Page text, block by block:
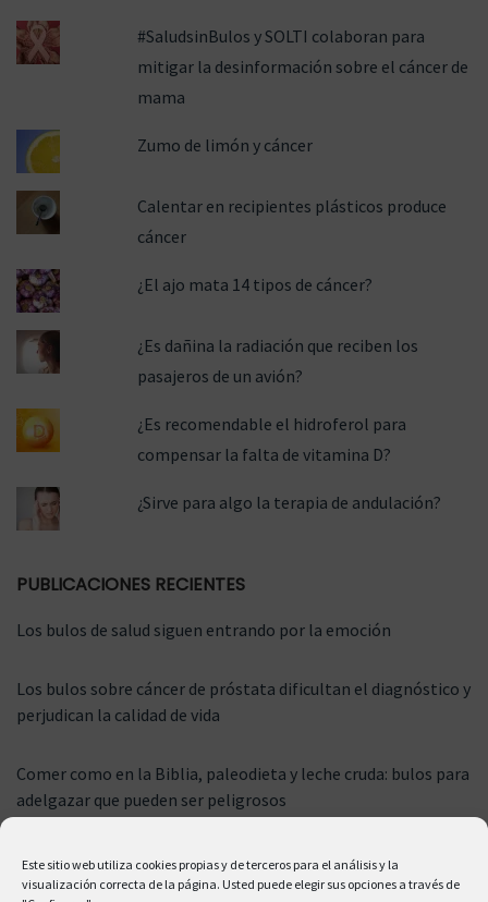
Este sitio web utiliza cookies propias y de terceros para el análisis y la
visualización correcta de la página. Usted puede elegir sus opciones a través de
#SaludsinBulos y SOLTI colaboran para
mitigar la desinformación sobre el cáncer de
mama
Zumo de limón y cáncer
Calentar en recipientes plásticos produce
cáncer
¿El ajo mata 14 tipos de cáncer?
¿Es dañina la radiación que reciben los
pasajeros de un avión?
¿Es recomendable el hidroferol para
compensar la falta de vitamina D?
¿Sirve para algo la terapia de andulación?
PUBLICACIONES RECIENTES
Los bulos de salud siguen entrando por la emoción
Los bulos sobre cáncer de próstata dificultan el diagnóstico y
perjudican la calidad de vida
Comer como en la Biblia, paleodieta y leche cruda: bulos para
adelgazar que pueden ser peligrosos